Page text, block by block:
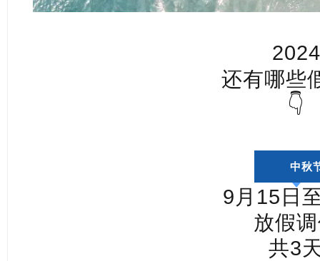
还有哪些
👇
中秋
9月15日
放假
共3